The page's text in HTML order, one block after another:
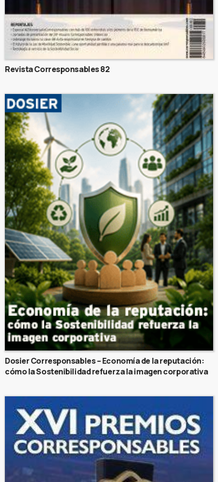
Revista Corresponsables 82
Dosier Corresponsables – Economía de la reputación:
cómo la Sostenibilidad refuerza la imagen corporativa